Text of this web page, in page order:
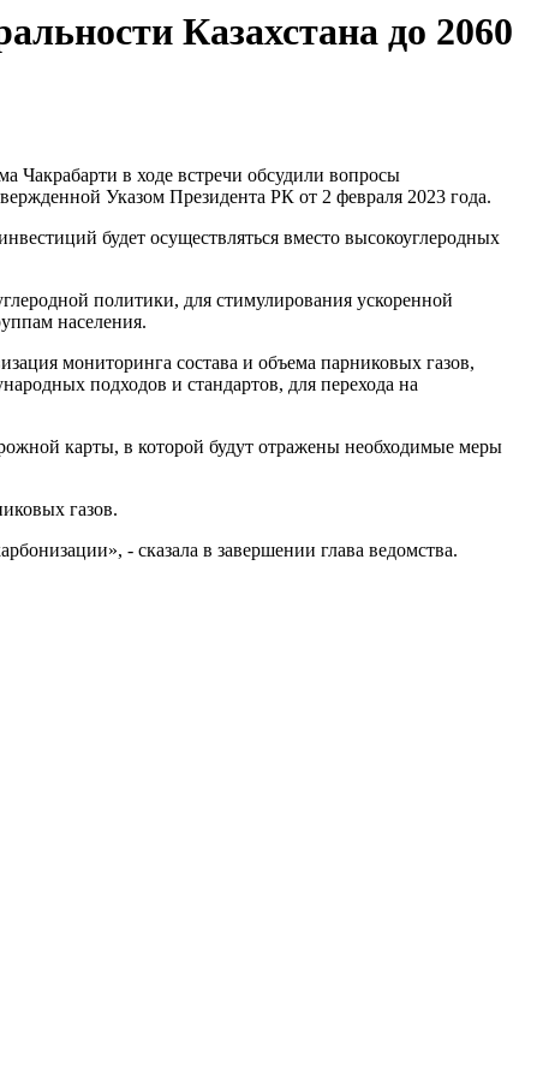
Казахстана до 2060
в ходе встречи обсудили вопросы
Указом Президента РК от 2 февраля 2023 года.
будет осуществляться вместо высокоуглеродных
политики, для стимулирования ускоренной
населения.
мониторинга состава и объема парниковых газов,
подходов и стандартов, для перехода на
карты, в которой будут отражены необходимые меры
газов.
- сказала в завершении глава ведомства.